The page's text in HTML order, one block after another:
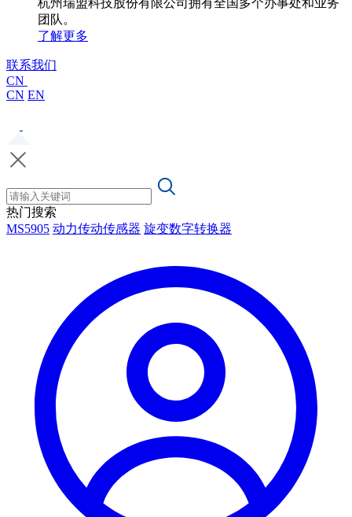
杭州瑞盟科技股份有限公司拥有全国多个办事处和业务
团队。
了解更多
联系我们
CN
CN EN
热门搜索
MS5905 动力传动传感器 旋变数字转换器